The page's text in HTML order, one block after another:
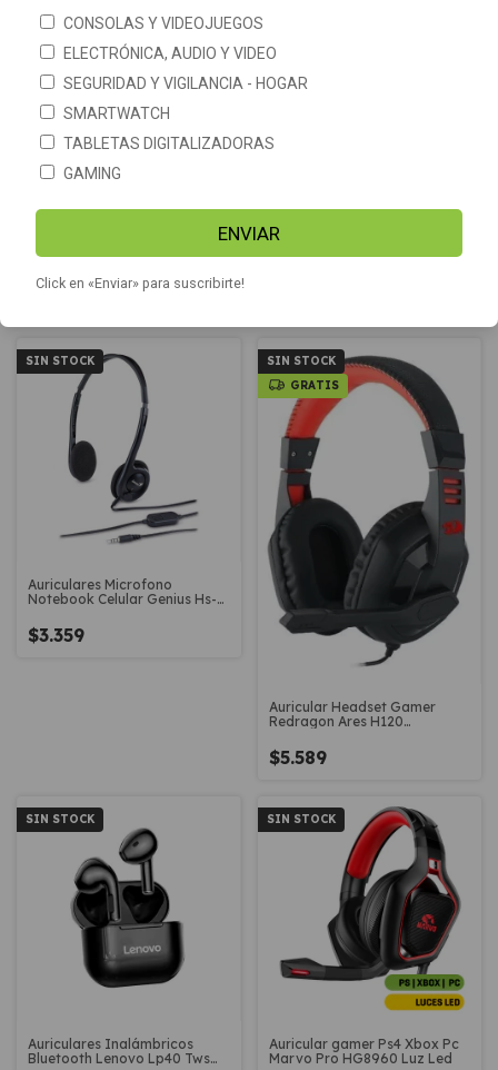
Tipo C Genius HS-M365
$20.790
COMPRAR
micrófono Noga Stormer ST-
CONQUER
$46.990
SIN STOCK
Auriculares Microfono
Notebook Celular Genius Hs-
$3.359
SIN STOCK
GRATIS
Auricular Headset Gamer
Redragon Ares H120
$5.589
SIN STOCK
Auriculares Inalámbricos
Bluetooth Lenovo Lp40 Tws
SIN STOCK
Auricular gamer Ps4 Xbox Pc
Marvo Pro HG8960 Luz Led
CONSOLAS Y VIDEOJUEGOS
ELECTRÓNICA, AUDIO Y VIDEO
SEGURIDAD Y VIGILANCIA - HOGAR
SMARTWATCH
TABLETAS DIGITALIZADORAS
GAMING
ENVIAR
Click en «Enviar» para suscribirte!